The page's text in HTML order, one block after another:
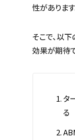
性があります
そこで、以
効果が期待
タ
る